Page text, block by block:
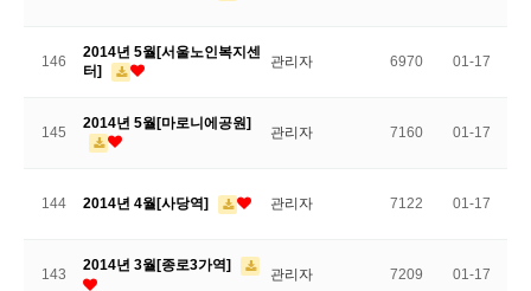
146
2014년 5월[서울노인복지센
터]
관리자 6970 01-17
145
2014년 5월[마로니에공원]
관리자 7160 01-17
144 2014년 4월[사당역] 관리자 7122 01-17
143
2014년 3월[종로3가역]
관리자 7209 01-17